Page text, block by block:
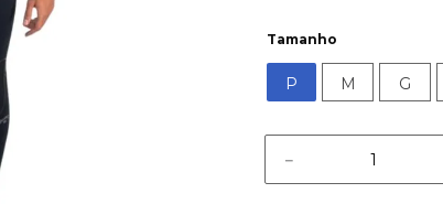
Tamanho
P M G
－